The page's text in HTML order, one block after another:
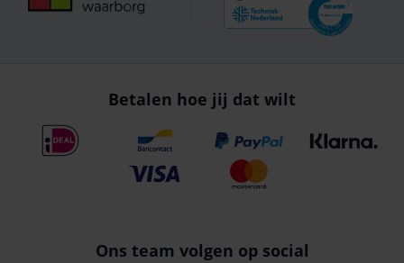
Betalen hoe jij dat wilt
Ons team volgen op social